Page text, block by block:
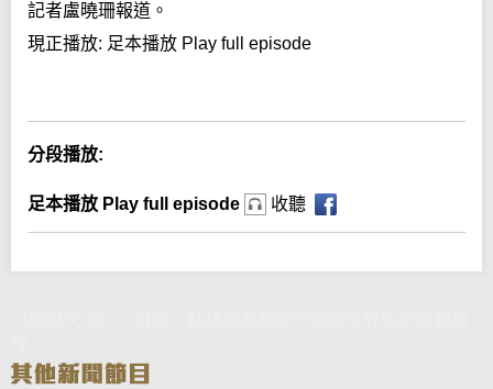
記者盧曉珊報道。
現正播放: 足本播放 Play full episode
分段播放:
足本播放 Play full episode 收聽